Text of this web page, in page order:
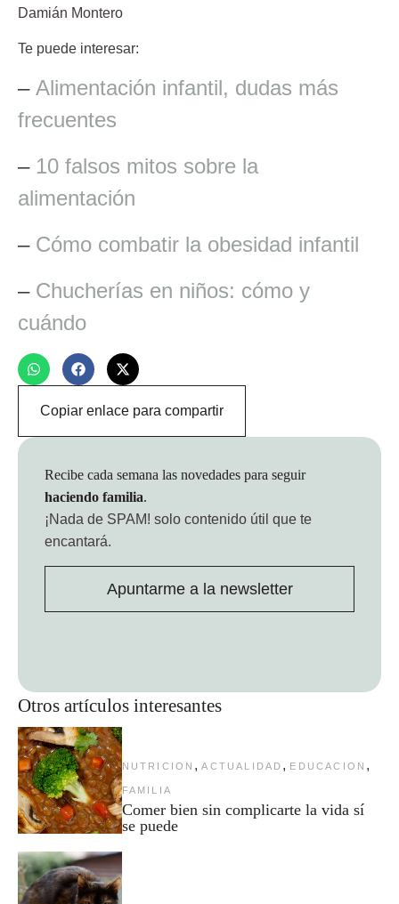
Damián Montero
Te puede interesar:
– Alimentación infantil, dudas más
frecuentes
– 10 falsos mitos sobre la
alimentación
– Cómo combatir la obesidad infantil
– Chucherías en niños: cómo y
cuándo
Copiar enlace para compartir
Otros artículos interesantes
NUTRICION , ACTUALIDAD , EDUCACION ,
FAMILIA
Comer bien sin complicarte la vida sí
se puede
Recibe cada semana las novedades para seguir
haciendo familia.
¡Nada de SPAM! solo contenido útil que te
encantará.
Apuntarme a la newsletter